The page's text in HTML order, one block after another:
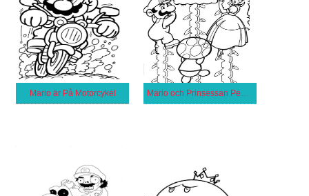
Mario är På Motorcykel Mario och Prinsessan Peach